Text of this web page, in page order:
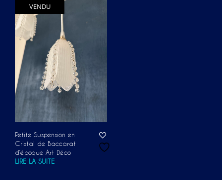
VENDU
Petite Suspension en
Cristal de Baccarat
d’époque Art Déco
LIRE LA SUITE